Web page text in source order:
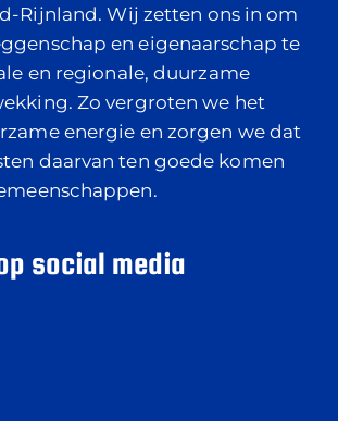
Rijnland. Wij zetten ons in om
en eigenaarschap te
en regionale, duurzame
Zo vergroten we het
energie en zorgen we dat
daarvan ten goede komen
social media